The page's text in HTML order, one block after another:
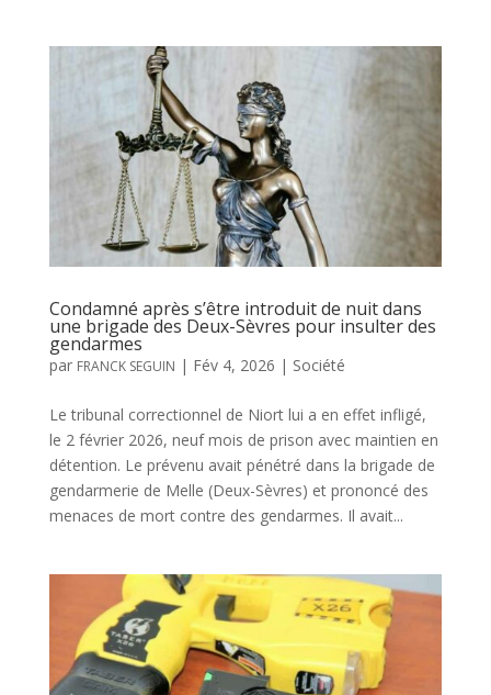
Condamné après s’être introduit de nuit dans
une brigade des Deux-Sèvres pour insulter des
gendarmes
par FRANCK SEGUIN | Fév 4, 2026 | Société
Le tribunal correctionnel de Niort lui a en effet infligé,
le 2 février 2026, neuf mois de prison avec maintien en
détention. Le prévenu avait pénétré dans la brigade de
gendarmerie de Melle (Deux-Sèvres) et prononcé des
menaces de mort contre des gendarmes. Il avait...